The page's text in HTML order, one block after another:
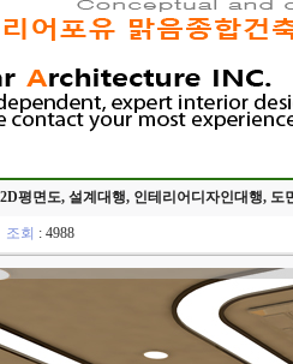
평면도, 설계대행, 인테리어디자인대행,
조회 : 4988